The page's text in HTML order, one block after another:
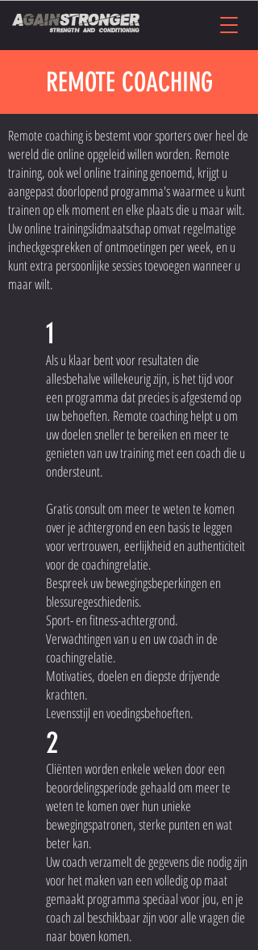
Remote coaching is bestemt voor sporters over heel de
wereld die online opgeleid willen worden. Remote
training, ook wel online training genoemd, krijgt u
aangepast doorlopend programma's waarmee u kunt
trainen op elk moment en elke plaats die u maar wilt.
Uw online trainingslidmaatschap omvat regelmatige
incheckgesprekken of ontmoetingen per week, en u
kunt extra persoonlijke sessies toevoegen wanneer u
maar wilt.
1
2
Als u klaar bent voor resultaten die
allesbehalve willekeurig zijn, is het tijd voor
een programma dat precies is afgestemd op
uw behoeften. Remote coaching helpt u om
uw doelen sneller te bereiken en meer te
genieten van uw training met een coach die u
ondersteunt.
Gratis consult om meer te weten te komen
over je achtergrond en een basis te leggen
voor vertrouwen, eerlijkheid en authenticiteit
voor de coachingrelatie.
Bespreek uw bewegingsbeperkingen en
blessuregeschiedenis.
Sport- en fitness-achtergrond.
Verwachtingen van u en uw coach in de
coachingrelatie.
Motivaties, doelen en diepste drijvende
krachten.
Levensstijl en voedingsbehoeften.
Cliënten worden enkele weken door een
beoordelingsperiode gehaald om meer te
weten te komen over hun unieke
bewegingspatronen, sterke punten en wat
beter kan.
Uw coach verzamelt de gegevens die nodig zijn
voor het maken van een volledig op maat
gemaakt programma speciaal voor jou, en je
coach zal beschikbaar zijn voor alle vragen die
naar boven komen.
REMOTE COACHING